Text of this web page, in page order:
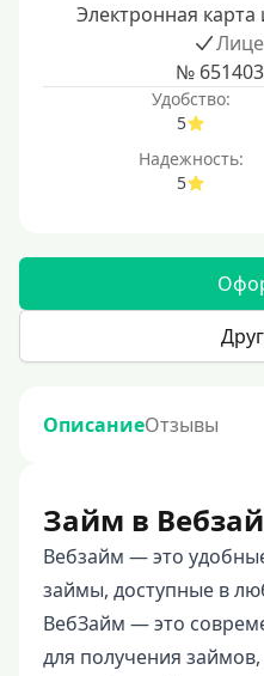
Электронная
№
Удобство:
5
Надежность:
5
ОписаниеОтзывы
Займ в
Вебзайм — это
займы, доступные в
ВебЗайм — это
для получения